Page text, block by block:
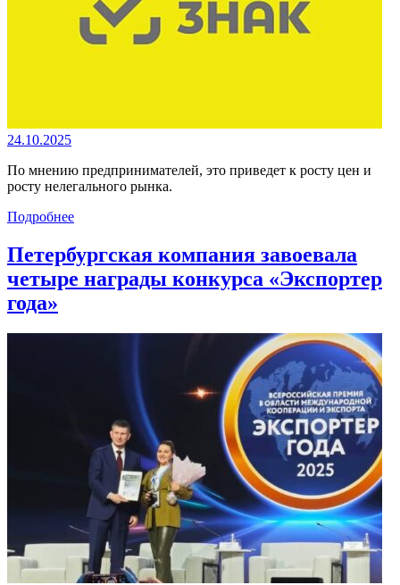
24.10.2025
По мнению предпринимателей, это приведет к росту цен и
росту нелегального рынка.
Подробнее
Петербургская компания завоевала
четыре награды конкурса «Экспортер
года»